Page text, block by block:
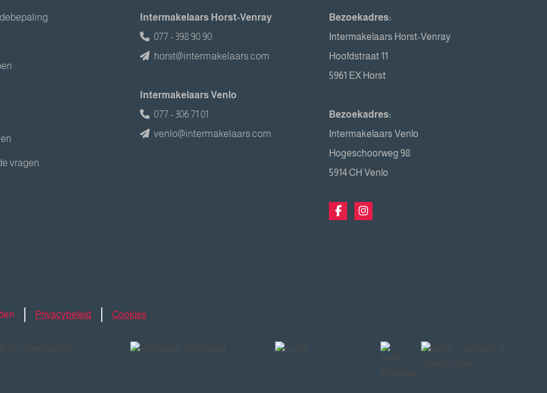
vragen
Intermakelaars Horst-Venray
077 - 398 90 90
horst@intermakelaars.com
Intermakelaars Venlo
077 - 306 71 01
venlo@intermakelaars.com
Bezoekadres:
Intermakelaars Horst-Venray
Hoofdstraat 11
5961 EX Horst
Bezoekadres:
Intermakelaars Venlo
Hogeschoorweg 98
5914 CH Venlo
Privacybeleid Cookies